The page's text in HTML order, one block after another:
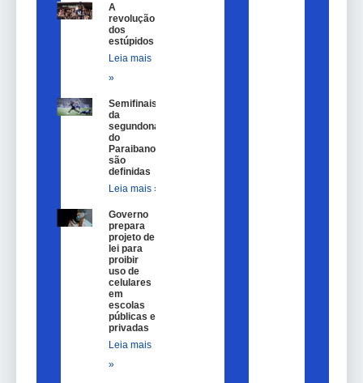
A
revolução
dos
estúpidos
Leia mais
»
Semifinais
da
segundona
do
Paraibano
são
definidas
Leia mais »
Governo
prepara
projeto de
lei para
proibir
uso de
celulares
em
escolas
públicas e
privadas
Leia mais
»